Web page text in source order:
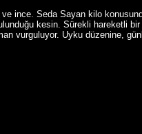
ince. Seda Sayan kilo
kesin. Sürekli hareketli
vurguluyor. Uyku düzenine,